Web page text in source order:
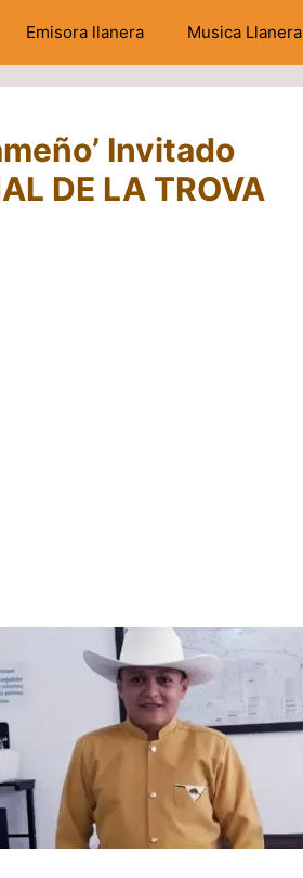
Emisora llanera Musica Llanera
Invitado
DE LA TROVA